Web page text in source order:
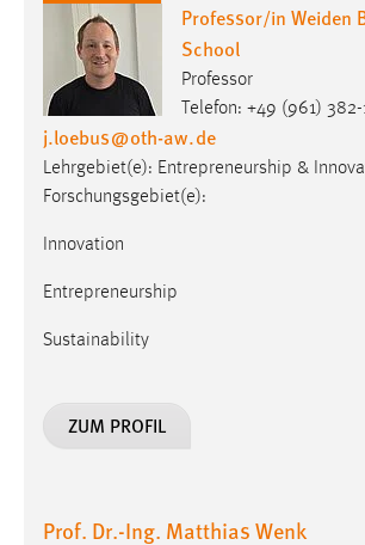
Professor/in Weiden
School
Professor
Telefon: +49 (961)
j.loebus@oth-aw.de
Lehrgebiet(e): Entrepreneurship &
Forschungsgebiet(e):
Innovation
Entrepreneurship
Sustainability
ZUM PROFIL
Prof. Dr.-Ing. Matthias Wenk